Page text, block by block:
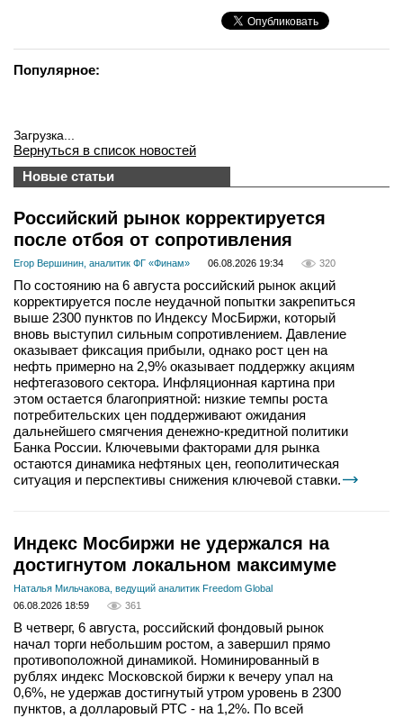
Популярное:
Загрузка...
Вернуться в список новостей
Новые статьи
Российский рынок корректируется
после отбоя от сопротивления
Егор Вершинин, аналитик ФГ «Финам» 06.08.2026 19:34 320
По состоянию на 6 августа российский рынок акций
корректируется после неудачной попытки закрепиться
выше 2300 пунктов по Индексу МосБиржи, который
вновь выступил сильным сопротивлением. Давление
оказывает фиксация прибыли, однако рост цен на
нефть примерно на 2,9% оказывает поддержку акциям
нефтегазового сектора. Инфляционная картина при
этом остается благоприятной: низкие темпы роста
потребительских цен поддерживают ожидания
дальнейшего смягчения денежно-кредитной политики
Банка России. Ключевыми факторами для рынка
остаются динамика нефтяных цен, геополитическая
ситуация и перспективы снижения ключевой ставки.
Индекс Мосбиржи не удержался на
достигнутом локальном максимуме
Наталья Мильчакова, ведущий аналитик Freedom Global
06.08.2026 18:59
361
В четверг, 6 августа, российский фондовый рынок
начал торги небольшим ростом, а завершил прямо
противоположной динамикой. Номинированный в
рублях индекс Московской биржи к вечеру упал на
0,6%, не удержав достигнутый утром уровень в 2300
пунктов, а долларовый РТС - на 1,2%. По всей